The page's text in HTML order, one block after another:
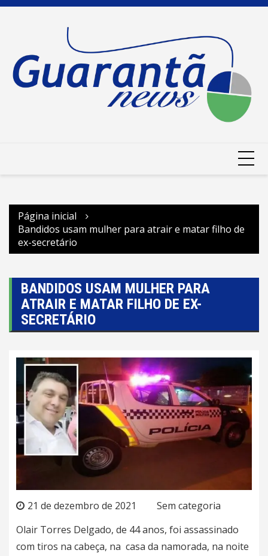
Ir
Página inicial
Bandidos usam mulher para atrair e matar filho de
ex-secretário
BANDIDOS USAM MULHER PARA
ATRAIR E MATAR FILHO DE EX-
SECRETÁRIO
21 de dezembro de 2021
Sem categoria
Olair Torres Delgado, de 44 anos, foi assassinado
com tiros na cabeça, na casa da namorada, na noite